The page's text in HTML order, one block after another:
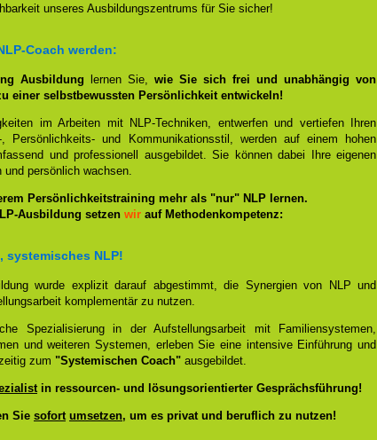
unseres Ausbildungszentrums für Sie sicher!
Coach werden:
Ausbildung lernen Sie, wie Sie sich frei und unabhängig von
einer selbstbewussten Persönlichkeit entwickeln!
im Arbeiten mit NLP-Techniken, entwerfen und vertiefen Ihren
, Persönlichkeits- und Kommunikationsstil, werden auf einem hohen
und professionell ausgebildet. Sie können dabei Ihre eigenen
und persönlich wachsen.
Persönlichkeitstraining mehr als "nur" NLP lernen.
Ausbildung setzen wir auf Methodenkompetenz:
systemisches NLP!
wurde explizit darauf abgestimmt, die Synergien von NLP und
komplementär zu nutzen.
Spezialisierung in der Aufstellungsarbeit mit Familiensystemen,
und weiteren Systemen, erleben Sie eine intensive Einführung und
zum "Systemischen Coach" ausgebildet.
in ressourcen- und lösungsorientierter Gesprächsführung!
Sie sofort umsetzen, um es privat und beruflich zu nutzen!